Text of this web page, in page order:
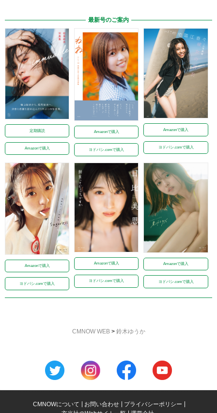
最新号のご案内
定期購読
Amazonで購入
Amazonで購入
ヨドバシ.comで購入
Amazonで購入
ヨドバシ.comで購入
Amazonで購入
ヨドバシ.comで購入
Amazonで購入
ヨドバシ.comで購入
Amazonで購入
ヨドバシ.comで購入
CMNOW WEB> 鈴木ゆうか
CMNOWについて お問い合わせ
プライバシーポリシー